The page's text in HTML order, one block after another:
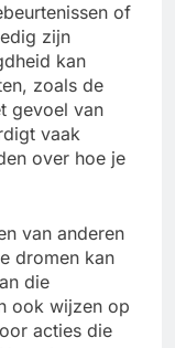
of
zijn
kan
zoals de
gevoel van
vaak
over hoe je
van anderen
dromen kan
die
ook wijzen op
acties die